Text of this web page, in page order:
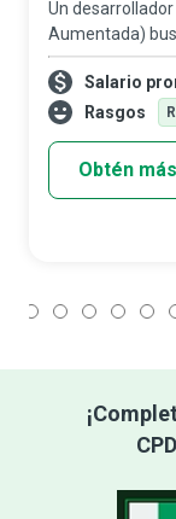
Un
Aumentada)
en que la
jugar, conectar y
experimentos
Salario
Rasgos
Obtén